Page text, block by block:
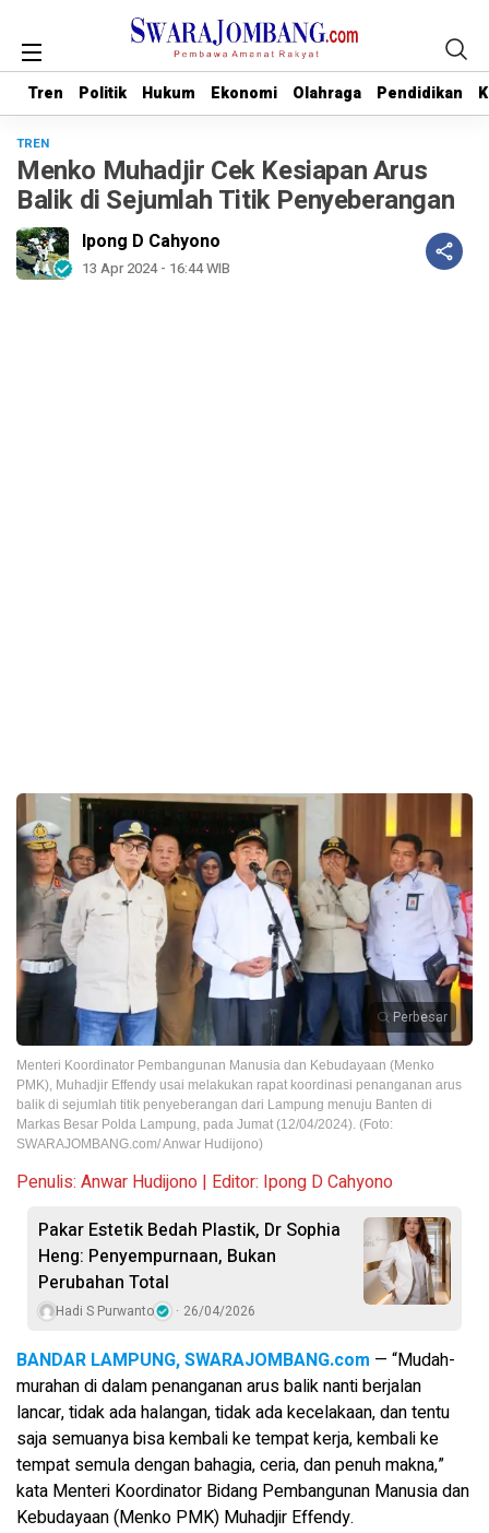
Tren Politik Hukum Ekonomi Olahraga Pendidikan
Tren Politik Hukum Ekonomi Olahraga Pendidikan
TREN
Menko Muhadjir Cek Kesiapan Arus
Balik di Sejumlah Titik Penyeberangan
Ipong D Cahyono
13 Apr 2024 - 16:44 WIB
Perbesar
Menteri Koordinator Pembangunan Manusia dan Kebudayaan (Menko
PMK), Muhadjir Effendy usai melakukan rapat koordinasi penanganan arus
balik di sejumlah titik penyeberangan dari Lampung menuju Banten di
Markas Besar Polda Lampung, pada Jumat (12/04/2024). (Foto:
SWARAJOMBANG.com/ Anwar Hudijono)
Penulis: Anwar Hudijono | Editor: Ipong D Cahyono
Pakar Estetik Bedah Plastik, Dr Sophia
Heng: Penyempurnaan, Bukan
Perubahan Total
Hadi S Purwanto 26/04/2026
BANDAR LAMPUNG, SWARAJOMBANG.com — “Mudah-
murahan di dalam penanganan arus balik nanti berjalan
lancar, tidak ada halangan, tidak ada kecelakaan, dan tentu
saja semuanya bisa kembali ke tempat kerja, kembali ke
tempat semula dengan bahagia, ceria, dan penuh makna,”
kata Menteri Koordinator Bidang Pembangunan Manusia dan
Kebudayaan (Menko PMK) Muhadjir Effendy.